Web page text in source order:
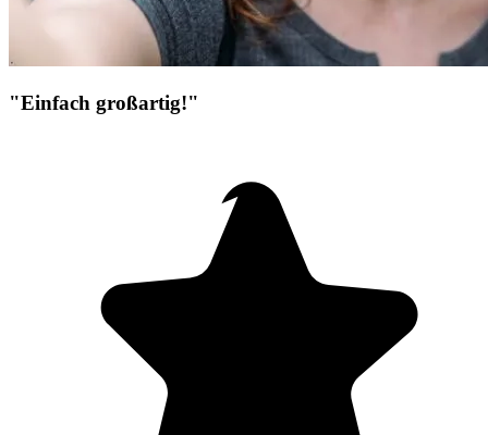
"Einfach großartig!"